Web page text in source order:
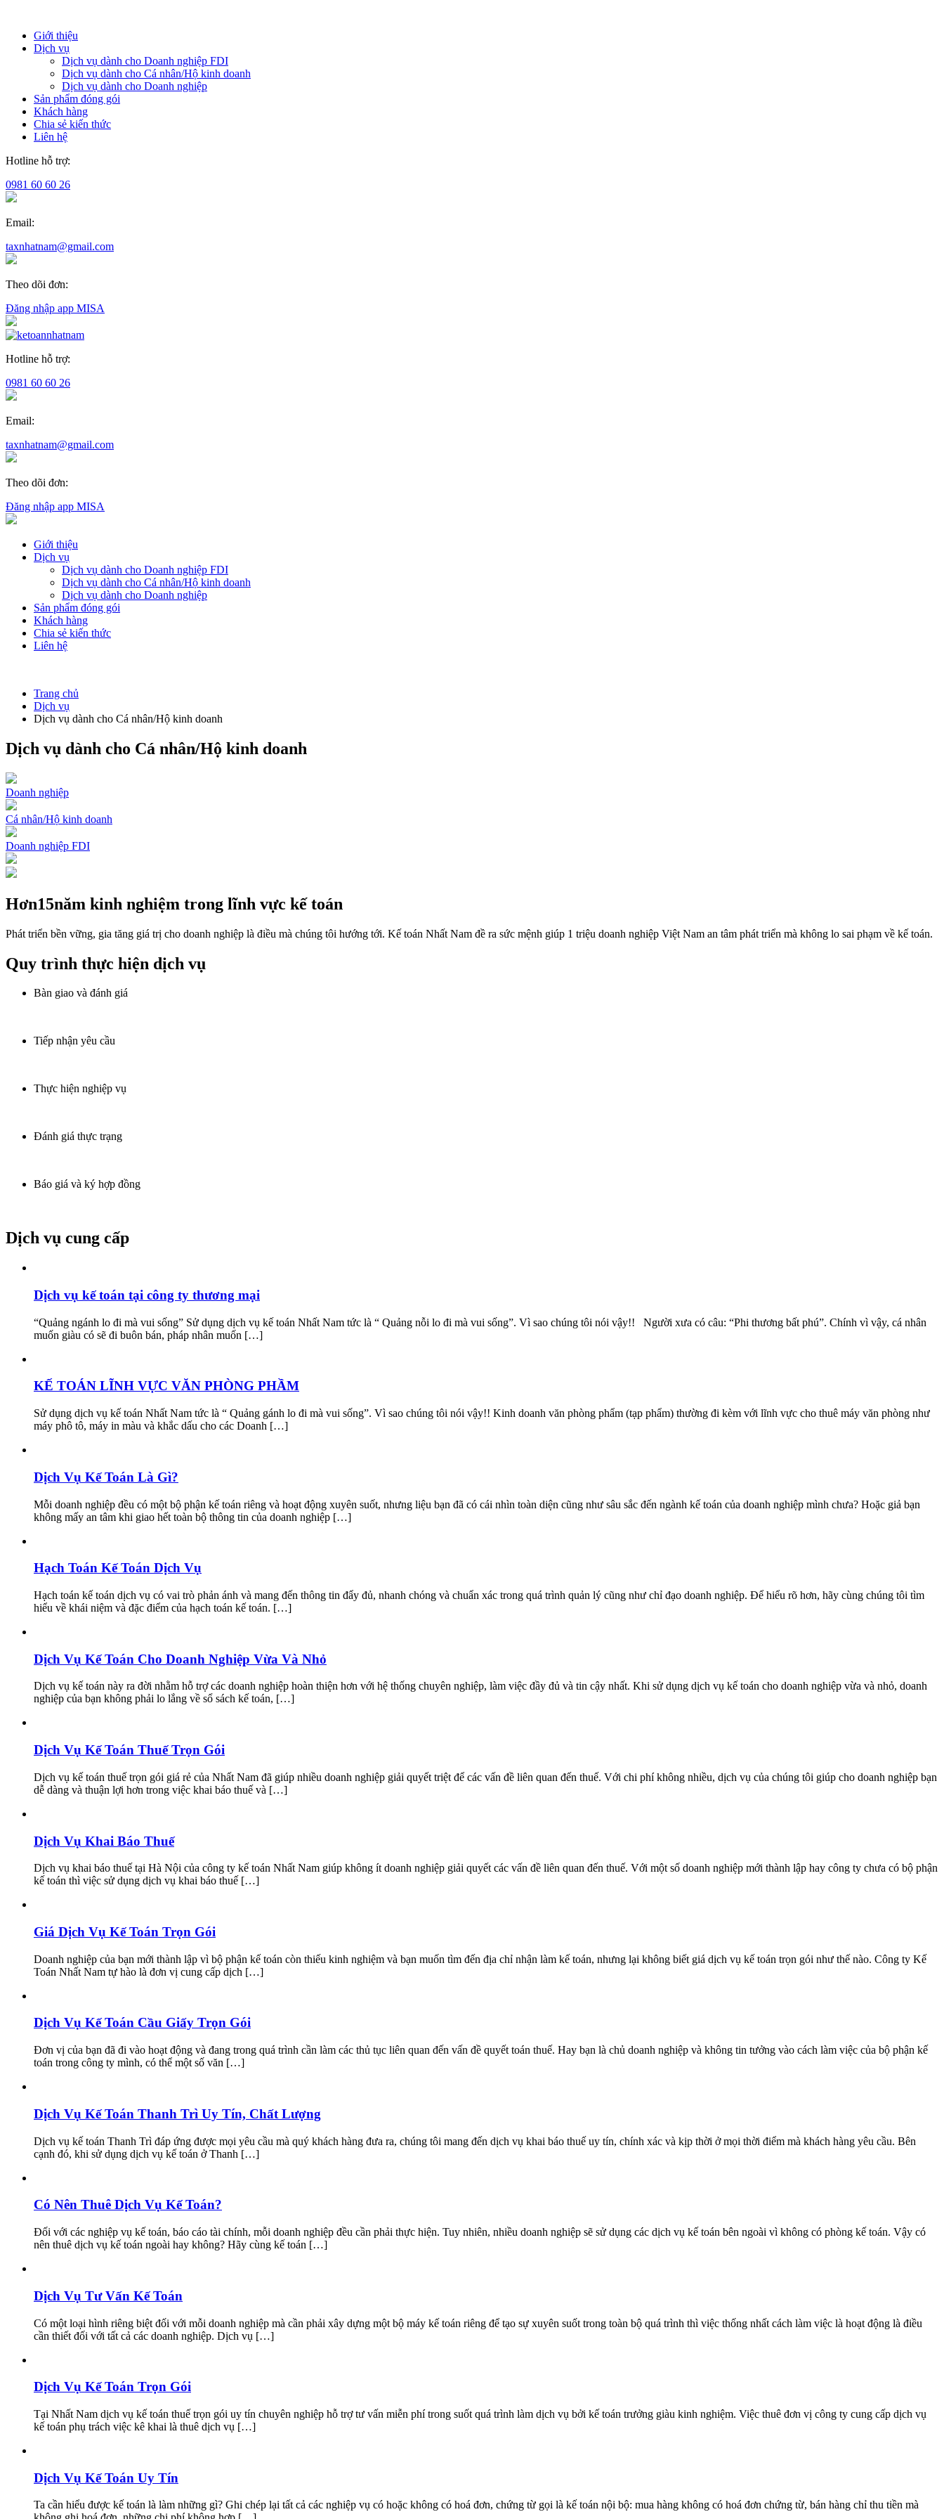
Giới thiệu
Dịch vụ
Dịch vụ dành cho Doanh nghiệp FDI
Dịch vụ dành cho Cá nhân/Hộ kinh doanh
Dịch vụ dành cho Doanh nghiệp
Sản phẩm đóng gói
Khách hàng
Chia sẻ kiến thức
Liên hệ
Hotline hỗ trợ:
0981 60 60 26
Email:
taxnhatnam@gmail.com
Theo dõi đơn:
Đăng nhập app MISA
Hotline hỗ trợ:
0981 60 60 26
Email:
taxnhatnam@gmail.com
Theo dõi đơn:
Đăng nhập app MISA
Giới thiệu
Dịch vụ
Dịch vụ dành cho Doanh nghiệp FDI
Dịch vụ dành cho Cá nhân/Hộ kinh doanh
Dịch vụ dành cho Doanh nghiệp
Sản phẩm đóng gói
Khách hàng
Chia sẻ kiến thức
Liên hệ
Trang chủ
Dịch vụ
Dịch vụ dành cho Cá nhân/Hộ kinh doanh
Dịch vụ dành cho Cá nhân/Hộ kinh doanh
Doanh nghiệp
Cá nhân/Hộ kinh doanh
Doanh nghiệp FDI
Hơn15năm kinh nghiệm trong lĩnh vực kế toán
Phát triển bền vững, gia tăng giá trị cho doanh nghiệp là điều mà chúng tôi hướng tới. Kế toán Nhất Nam đề ra sức mệnh giúp 1 triệu doanh nghiệp Việt Nam an tâm phát triển mà không lo sai phạm về kế toán.
Quy trình thực hiện dịch vụ
Bàn giao và đánh giá
Tiếp nhận yêu cầu
Thực hiện nghiệp vụ
Đánh giá thực trạng
Báo giá và ký hợp đồng
Dịch vụ cung cấp
Dịch vụ kế toán tại công ty thương mại
“Quảng ngánh lo đi mà vui sống” Sử dụng dịch vụ kế toán Nhất Nam tức là “ Quảng nỗi lo đi mà vui sống”. Vì sao chúng tôi nói vậy!! Người xưa có câu: “Phi thương bất phú”. Chính vì vậy, cá nhân
muốn giàu có sẽ đi buôn bán, pháp nhân muốn […]
KẾ TOÁN LĨNH VỰC VĂN PHÒNG PHẦM
Sử dụng dịch vụ kế toán Nhất Nam tức là “ Quảng gánh lo đi mà vui sống”. Vì sao chúng tôi nói vậy!! Kinh doanh văn phòng phẩm (tạp phẩm) thường đi kèm với lĩnh vực cho thuê máy văn phòng như
máy phô tô, máy in màu và khắc dấu cho các Doanh […]
Dịch Vụ Kế Toán Là Gì?
Mỗi doanh nghiệp đều có một bộ phận kế toán riêng và hoạt động xuyên suốt, nhưng liệu bạn đã có cái nhìn toàn diện cũng như sâu sắc đến ngành kế toán của doanh nghiệp mình chưa? Hoặc giả bạn
không mấy an tâm khi giao hết toàn bộ thông tin của doanh nghiệp […]
Hạch Toán Kế Toán Dịch Vụ
Hạch toán kế toán dịch vụ có vai trò phản ánh và mang đến thông tin đẩy đủ, nhanh chóng và chuẩn xác trong quá trình quản lý cũng như chỉ đạo doanh nghiệp. Để hiểu rõ hơn, hãy cùng chúng tôi tìm
hiểu về khái niệm và đặc điểm của hạch toán kế toán. […]
Dịch Vụ Kế Toán Cho Doanh Nghiệp Vừa Và Nhỏ
Dịch vụ kế toán này ra đời nhằm hỗ trợ các doanh nghiệp hoàn thiện hơn với hệ thống chuyên nghiệp, làm việc đầy đủ và tin cậy nhất. Khi sử dụng dịch vụ kế toán cho doanh nghiệp vừa và nhỏ, doanh
nghiệp của bạn không phải lo lắng về sổ sách kế toán, […]
Dịch Vụ Kế Toán Thuế Trọn Gói
Dịch vụ kế toán thuế trọn gói giá rẻ của Nhất Nam đã giúp nhiều doanh nghiệp giải quyết triệt để các vấn đề liên quan đến thuế. Với chi phí không nhiều, dịch vụ của chúng tôi giúp cho doanh nghiệp bạn
dễ dàng và thuận lợi hơn trong việc khai báo thuế và […]
Dịch Vụ Khai Báo Thuế
Dịch vụ khai báo thuế tại Hà Nội của công ty kế toán Nhất Nam giúp không ít doanh nghiệp giải quyết các vấn đề liên quan đến thuế. Với một số doanh nghiệp mới thành lập hay công ty chưa có bộ phận
kế toán thì việc sử dụng dịch vụ khai báo thuế […]
Giá Dịch Vụ Kế Toán Trọn Gói
Doanh nghiệp của bạn mới thành lập vì bộ phận kế toán còn thiếu kinh nghiệm và bạn muốn tìm đến địa chỉ nhận làm kế toán, nhưng lại không biết giá dịch vụ kế toán trọn gói như thế nào. Công ty Kế
Toán Nhất Nam tự hào là đơn vị cung cấp dịch […]
Dịch Vụ Kế Toán Cầu Giấy Trọn Gói
Đơn vị của bạn đã đi vào hoạt động và đang trong quá trình cần làm các thủ tục liên quan đến vấn đề quyết toán thuế. Hay bạn là chủ doanh nghiệp và không tin tưởng vào cách làm việc của bộ phận kế
toán trong công ty mình, có thể một số văn […]
Dịch Vụ Kế Toán Thanh Trì Uy Tín, Chất Lượng
Dịch vụ kế toán Thanh Trì đáp ứng được mọi yêu cầu mà quý khách hàng đưa ra, chúng tôi mang đến dịch vụ khai báo thuế uy tín, chính xác và kịp thời ở mọi thời điểm mà khách hàng yêu cầu. Bên
cạnh đó, khi sử dụng dịch vụ kế toán ở Thanh […]
Có Nên Thuê Dịch Vụ Kế Toán?
Đối với các nghiệp vụ kế toán, báo cáo tài chính, mỗi doanh nghiệp đều cần phải thực hiện. Tuy nhiên, nhiều doanh nghiệp sẽ sử dụng các dịch vụ kế toán bên ngoài vì không có phòng kế toán. Vậy có
nên thuê dịch vụ kế toán ngoài hay không? Hãy cùng kế toán […]
Dịch Vụ Tư Vấn Kế Toán
Có một loại hình riêng biệt đối với mỗi doanh nghiệp mà cần phải xây dựng một bộ máy kế toán riêng để tạo sự xuyên suốt trong toàn bộ quá trình thì việc thống nhất cách làm việc là hoạt động là điều
cần thiết đối với tất cả các doanh nghiệp. Dịch vụ […]
Dịch Vụ Kế Toán Trọn Gói
Tại Nhất Nam dịch vụ kế toán thuế trọn gói uy tín chuyên nghiệp hỗ trợ tư vấn miễn phí trong suốt quá trình làm dịch vụ bởi kế toán trưởng giàu kinh nghiệm. Việc thuê đơn vị công ty cung cấp dịch vụ
kế toán phụ trách việc kê khai là thuê dịch vụ […]
Dịch Vụ Kế Toán Uy Tín
Ta cần hiểu được kế toán là làm những gì? Ghi chép lại tất cả các nghiệp vụ có hoặc không có hoá đơn, chứng từ gọi là kế toán nội bộ: mua hàng không có hoá đơn chứng từ, bán hàng chỉ thu tiền mà